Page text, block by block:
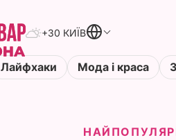
+30 КИЇВ
Лайфхаки Мода і краса